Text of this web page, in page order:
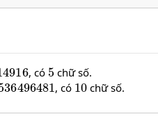
, có
5
chữ số.
, có
10
chữ số.